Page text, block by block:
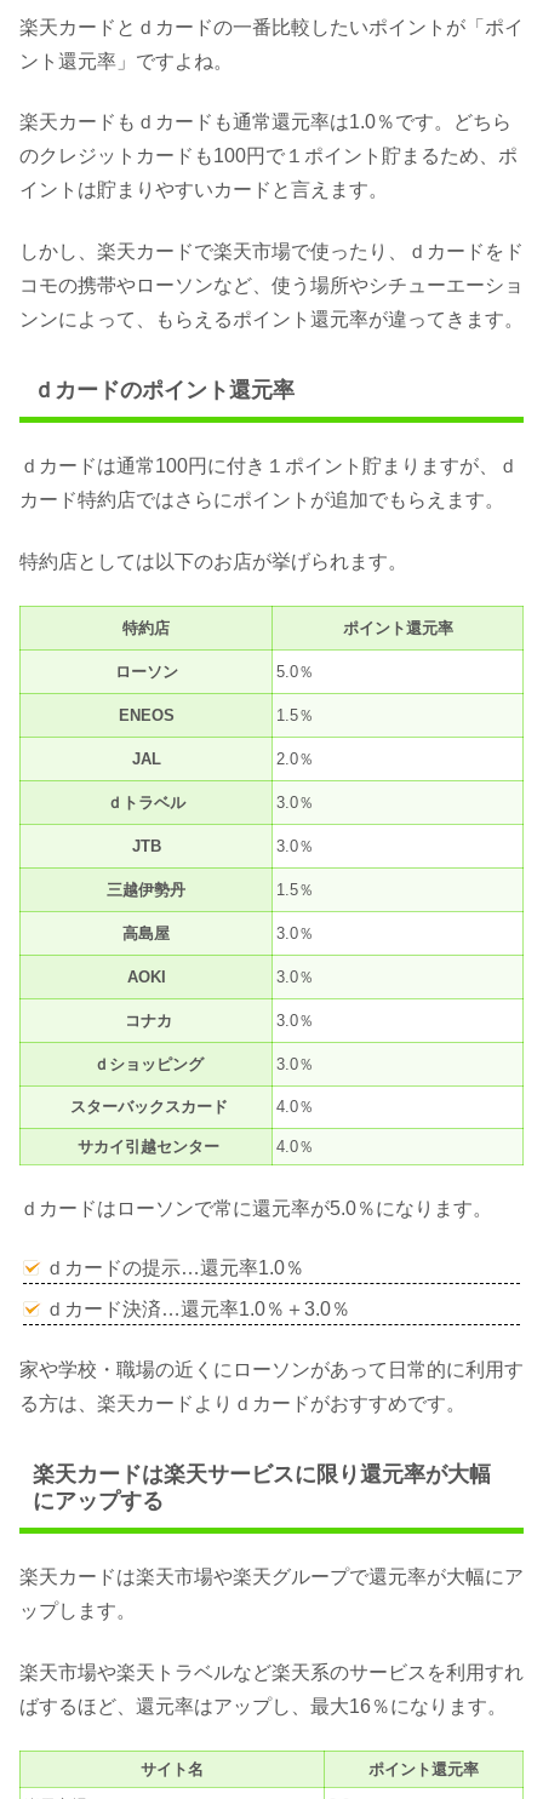
楽天カードとｄカードの一番比較したいポイントが「ポイ
ント還元率」ですよね。
楽天カードもｄカードも通常還元率は1.0％です。どちら
のクレジットカードも100円で１ポイント貯まるため、ポ
イントは貯まりやすいカードと言えます。
しかし、楽天カードで楽天市場で使ったり、ｄカードをド
コモの携帯やローソンなど、使う場所やシチューエーショ
ンンによって、もらえるポイント還元率が違ってきます。
ｄカードのポイント還元率
ｄカードは通常100円に付き１ポイント貯まりますが、ｄ
カード特約店ではさらにポイントが追加でもらえます。
特約店としては以下のお店が挙げられます。
特約店 ポイント還元率
ローソン 5.0％
ENEOS 1.5％
JAL 2.0％
ｄトラベル 3.0％
JTB 3.0％
三越伊勢丹 1.5％
高島屋 3.0％
AOKI 3.0％
コナカ 3.0％
ｄショッピング 3.0％
スターバックスカード 4.0％
サカイ引越センター 4.0％
ｄカードはローソンで常に還元率が5.0％になります。
ｄカードの提示…還元率1.0％
ｄカード決済…還元率1.0％＋3.0％
家や学校・職場の近くにローソンがあって日常的に利用す
る方は、楽天カードよりｄカードがおすすめです。
楽天カードは楽天サービスに限り還元率が大幅
にアップする
楽天カードは楽天市場や楽天グループで還元率が大幅にア
ップします。
楽天市場や楽天トラベルなど楽天系のサービスを利用すれ
ばするほど、還元率はアップし、最大16％になります。
サイト名
ポイント還元率